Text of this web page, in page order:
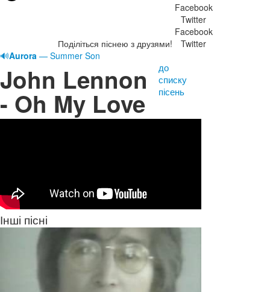
Поділіться піснею з друзями!
Facebook
Twitter
Facebook
Twitter
🔊Aurora — Summer Son
John Lennon
- Oh My Love
до
списку
пісень
Інші пісні